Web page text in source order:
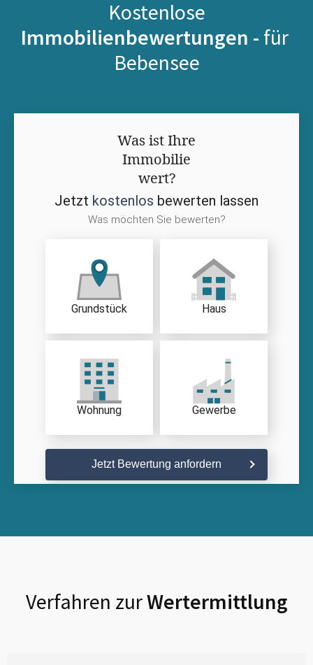
Kostenlose
Immobilienbewertungen - für
Bebensee
Was ist Ihre
Immobilie
wert?
Jetzt kostenlos bewerten lassen
Was möchten Sie bewerten?
Grundstück Haus
Wohnung Gewerbe
Jetzt Bewertung anfordern
Verfahren zurWertermittlung